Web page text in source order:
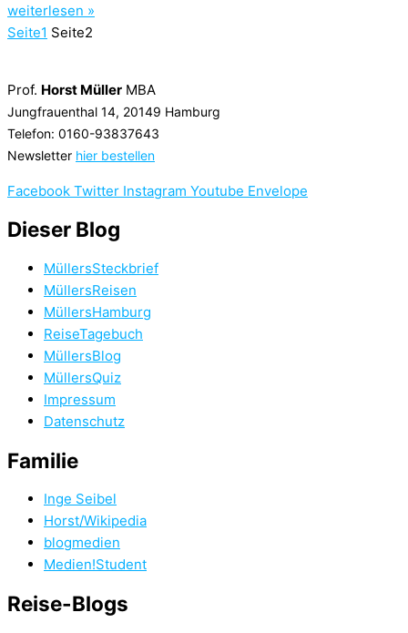
weiterlesen »
Seite1 Seite2
Prof. Horst Müller MBA
Jungfrauenthal 14, 20149 Hamburg
Telefon: 0160-93837643
Newsletter hier bestellen
Facebook Twitter Instagram Youtube Envelope
Dieser Blog
MüllersSteckbrief
MüllersReisen
MüllersHamburg
ReiseTagebuch
MüllersBlog
MüllersQuiz
Impressum
Datenschutz
Familie
Inge Seibel
Horst/Wikipedia
blogmedien
Medien!Student
Reise-Blogs